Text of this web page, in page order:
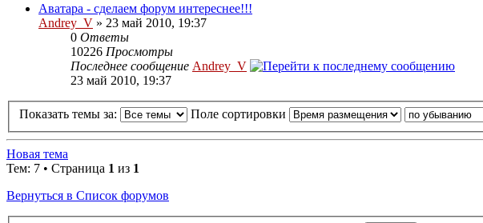
Аватара - сделаем форум интереснее!!!
Andrey_V » 23 май 2010, 19:37
0 Ответы
10226 Просмотры
Последнее сообщение Andrey_V
23 май 2010, 19:37
Показать темы за: Поле сортировки
Новая тема
Тем: 7 • Страница 1 из 1
Вернуться в Список форумов